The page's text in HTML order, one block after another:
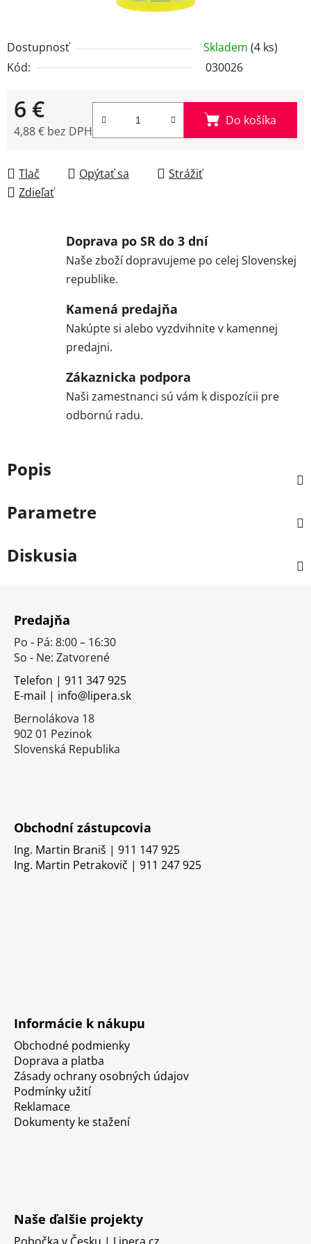
Dostupnosť Skladem (4 ks)
Kód:
030026
6 €
4,88 € bez DPH
Do košíka
Tlač Opýtať sa
Strážiť
Zdieľať
Doprava po SR do 3 dní
Naše zboží dopravujeme po celej Slovenskej
republike.
Kamená predajňa
Nakúpte si alebo vyzdvihnite v kamennej
predajni.
Zákaznicka podpora
Naši zamestnanci sú vám k dispozícii pre
odbornú radu.
Popis
Parametre
Diskusia
Predajňa
Po - Pá: 8:00 – 16:30
So - Ne: Zatvorené
Telefon | 911 347 925
E-mail | info@lipera.sk
Bernolákova 18
902 01 Pezinok
Slovenská Republika
Obchodní zástupcovia
Ing. Martin Braniš | 911 147 925
Ing. Martin Petrakovič | 911 247 925
Informácie k nákupu
Obchodné podmienky
Doprava a platba
Zásady ochrany osobných údajov
Podmínky užití
Reklamace
Dokumenty ke stažení
Naše ďalšie projekty
Pobočka v Česku | Lipera.cz